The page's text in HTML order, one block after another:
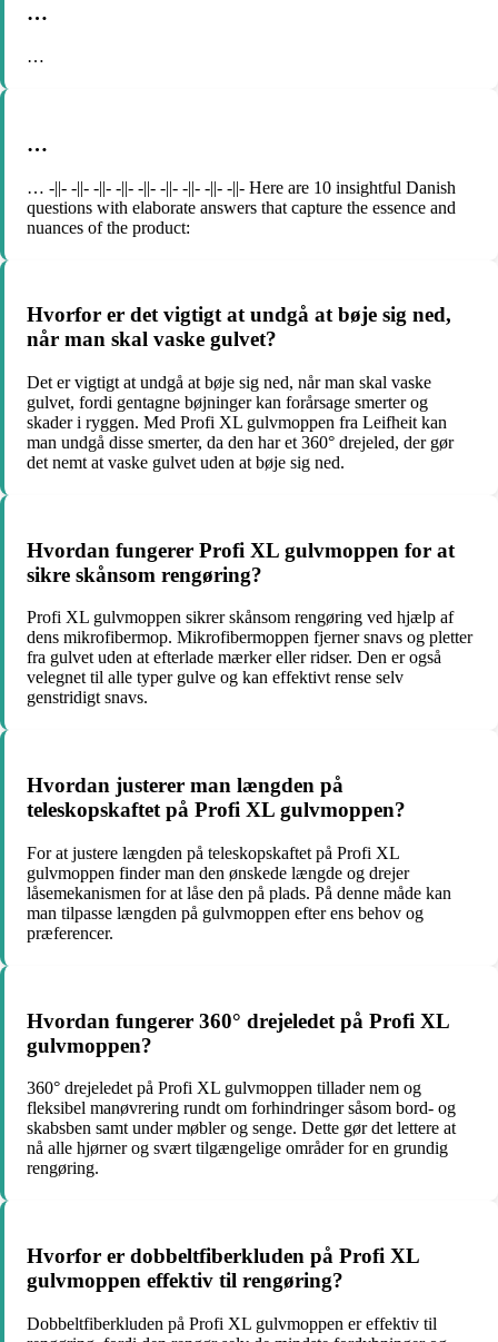
…
…
…
… -||- -||- -||- -||- -||- -||- -||- -||- -||- Here are 10 insightful Danish
questions with elaborate answers that capture the essence and
nuances of the product:
Hvorfor er det vigtigt at undgå at bøje sig ned,
når man skal vaske gulvet?
Det er vigtigt at undgå at bøje sig ned, når man skal vaske
gulvet, fordi gentagne bøjninger kan forårsage smerter og
skader i ryggen. Med Profi XL gulvmoppen fra Leifheit kan
man undgå disse smerter, da den har et 360° drejeled, der gør
det nemt at vaske gulvet uden at bøje sig ned.
Hvordan fungerer Profi XL gulvmoppen for at
sikre skånsom rengøring?
Profi XL gulvmoppen sikrer skånsom rengøring ved hjælp af
dens mikrofibermop. Mikrofibermoppen fjerner snavs og pletter
fra gulvet uden at efterlade mærker eller ridser. Den er også
velegnet til alle typer gulve og kan effektivt rense selv
genstridigt snavs.
Hvordan justerer man længden på
teleskopskaftet på Profi XL gulvmoppen?
For at justere længden på teleskopskaftet på Profi XL
gulvmoppen finder man den ønskede længde og drejer
låsemekanismen for at låse den på plads. På denne måde kan
man tilpasse længden på gulvmoppen efter ens behov og
præferencer.
Hvordan fungerer 360° drejeledet på Profi XL
gulvmoppen?
360° drejeledet på Profi XL gulvmoppen tillader nem og
fleksibel manøvrering rundt om forhindringer såsom bord- og
skabsben samt under møbler og senge. Dette gør det lettere at
nå alle hjørner og svært tilgængelige områder for en grundig
rengøring.
Hvorfor er dobbeltfiberkluden på Profi XL
gulvmoppen effektiv til rengøring?
Dobbeltfiberkluden på Profi XL gulvmoppen er effektiv til